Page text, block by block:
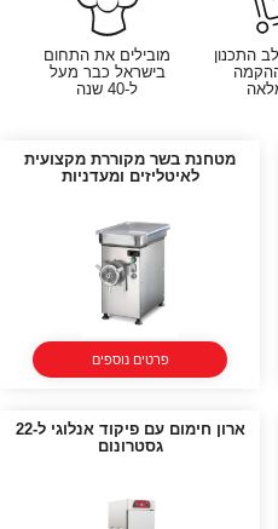
התכנון
מובילים את התחום
בישראל כבר מעל
ל-40 שנה
מטחנת בשר מקוררת מקצועית
לאיטליזים ומעדניות
פרטים נוספים
ארון חימום עם פיקוד אנלוגי ל-22
גסטרונום